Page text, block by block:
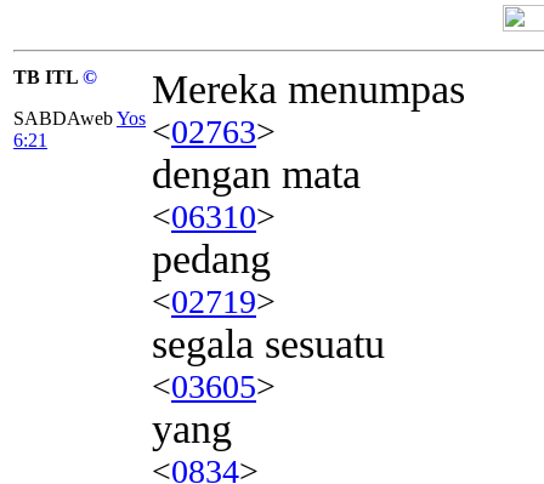
TB ITL ©
SABDAwebYos
6:21
Mereka menumpas
<02763>
dengan mata
<06310>
pedang
<02719>
segala sesuatu
<03605>
yang
<0834>